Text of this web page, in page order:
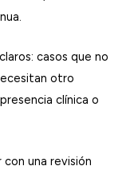
casos que no
otro
clínica o
una revisión